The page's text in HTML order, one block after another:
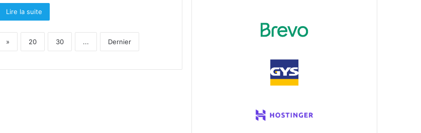
Lire la suite
» 20 30 ... Dernier